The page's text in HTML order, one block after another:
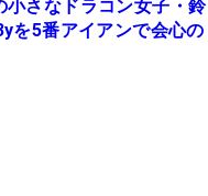
小さなドラコン女子・鈴
を5番アイアンで会心の